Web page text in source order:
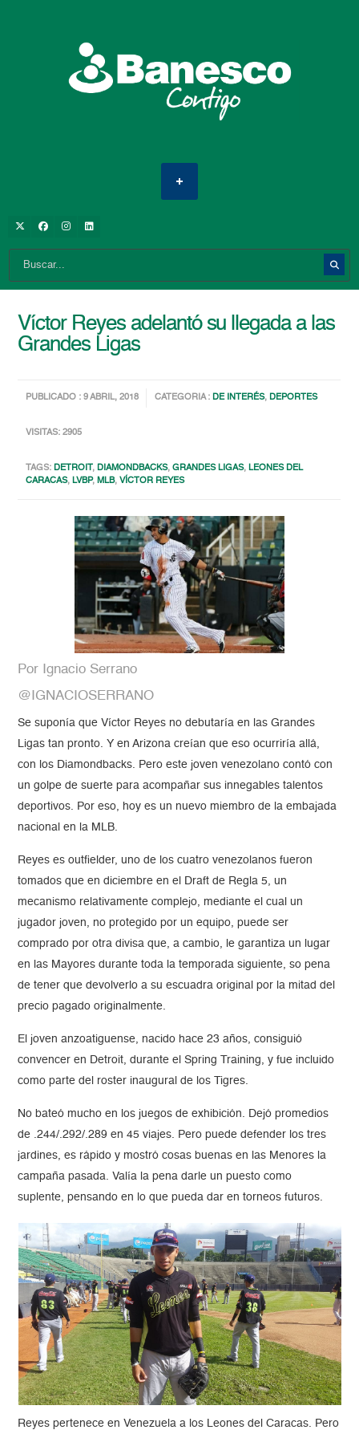
Víctor Reyes adelantó su llegada a las
Grandes Ligas
PUBLICADO : 9 ABRIL, 2018 CATEGORIA :DE INTERÉS,DEPORTES
VISITAS: 2905
TAGS:DETROIT,DIAMONDBACKS,GRANDES LIGAS,LEONES DEL
CARACAS,LVBP,MLB,VÍCTOR REYES
Por Ignacio Serrano
@IGNACIOSERRANO
Se suponía que Víctor Reyes no debutaría en las Grandes
Ligas tan pronto. Y en Arizona creían que eso ocurriría allá,
con los Diamondbacks. Pero este joven venezolano contó con
un golpe de suerte para acompañar sus innegables talentos
deportivos. Por eso, hoy es un nuevo miembro de la embajada
nacional en la MLB.
Reyes es outfielder, uno de los cuatro venezolanos fueron
tomados que en diciembre en el Draft de Regla 5, un
mecanismo relativamente complejo, mediante el cual un
jugador joven, no protegido por un equipo, puede ser
comprado por otra divisa que, a cambio, le garantiza un lugar
en las Mayores durante toda la temporada siguiente, so pena
de tener que devolverlo a su escuadra original por la mitad del
precio pagado originalmente.
El joven anzoatiguense, nacido hace 23 años, consiguió
convencer en Detroit, durante el Spring Training, y fue incluido
como parte del roster inaugural de los Tigres.
No bateó mucho en los juegos de exhibición. Dejó promedios
de .244/.292/.289 en 45 viajes. Pero puede defender los tres
jardines, es rápido y mostró cosas buenas en las Menores la
campaña pasada. Valía la pena darle un puesto como
suplente, pensando en lo que pueda dar en torneos futuros.
Reyes pertenece en Venezuela a los Leones del Caracas. Pero